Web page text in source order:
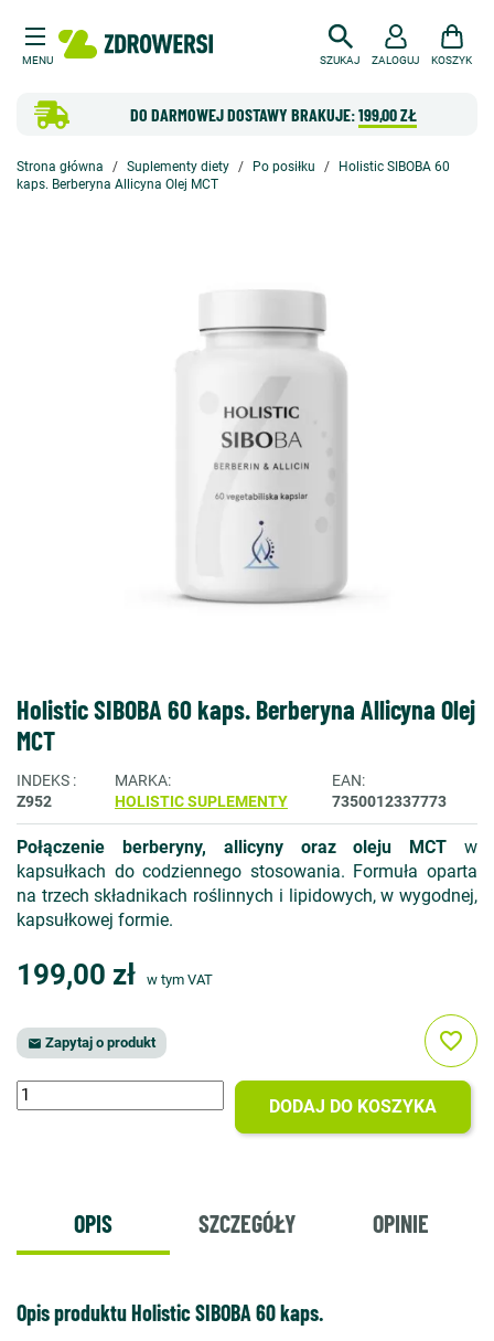
MENU SZUKAJ
DO DARMOWEJ DOSTAWY BRAKUJE:199,00 ZŁ
ZALOGUJ KOSZYK
Strona główna Suplementy diety Po posiłku
Holistic SIBOBA 60
kaps. Berberyna Allicyna Olej MCT
Holistic SIBOBA 60 kaps. Berberyna Allicyna Olej
MCT
INDEKS
Z952
MARKA
HOLISTIC SUPLEMENTY
EAN
7350012337773
Połączenie berberyny, allicyny oraz oleju MCT w
kapsułkach do codziennego stosowania. Formuła oparta
na trzech składnikach roślinnych i lipidowych, w wygodnej,
kapsułkowej formie.
199,00 zł w tym VAT
 Zapytaj o produkt
DODAJ DO KOSZYKA
favorite_border
OPIS SZCZEGÓŁY OPINIE
Opis produktu Holistic SIBOBA 60 kaps.